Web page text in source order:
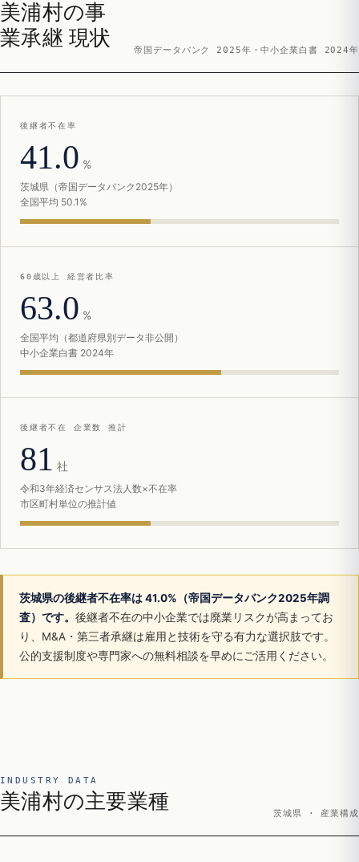
美浦村の事
業承継 現状
帝国データバンク 2025年・中小企業白書 2024年
後継者不在率
41.0 %
茨城県（帝国データバンク2025年）
全国平均 50.1%
60歳以上 経営者比率
63.0 %
全国平均（都道府県別データ非公開）
中小企業白書 2024年
後継者不在 企業数 推計
81 社
令和3年経済センサス法人数×不在率
市区町村単位の推計値
茨城県の後継者不在率は 41.0%（帝国データバンク2025年調
査）です。 後継者不在の中小企業では廃業リスクが高まってお
り、M&A・第三者承継は雇用と技術を守る有力な選択肢です。
公的支援制度や専門家への無料相談を早めにご活用ください。
INDUSTRY DATA
美浦村の主要業種
茨城県 · 産業構成